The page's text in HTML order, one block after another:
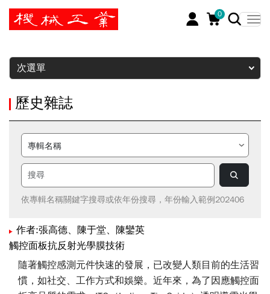
0
暫停
次選單
歷史雜誌
依專輯名稱關鍵字搜尋或依年份搜尋，年份輸入範例202406
作者:張高德、陳于堂、陳鑾英
觸控面板抗反射光學膜技術
隨著觸控感測元件快速的發展，已改變人類目前的生活習
慣，如社交、工作方式和娛樂。近年來，為了因應觸控面